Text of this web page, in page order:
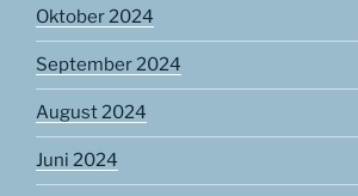
Oktober 2024
September 2024
August 2024
Juni 2024